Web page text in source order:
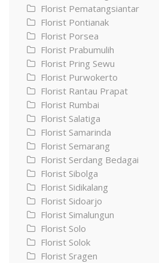
Florist Pematangsiantar
Florist Pontianak
Florist Porsea
Florist Prabumulih
Florist Pring Sewu
Florist Purwokerto
Florist Rantau Prapat
Florist Rumbai
Florist Salatiga
Florist Samarinda
Florist Semarang
Florist Serdang Bedagai
Florist Sibolga
Florist Sidikalang
Florist Sidoarjo
Florist Simalungun
Florist Solo
Florist Solok
Florist Sragen